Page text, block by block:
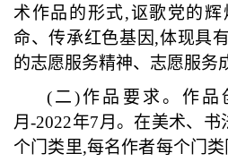
术作品的形式,讴歌党的
命、传承红色基因,体现具
的志愿服务精神、志愿服务
(二)作品要求。作品
月-2022年7月。在美术、
个门类里,每名作者每个门